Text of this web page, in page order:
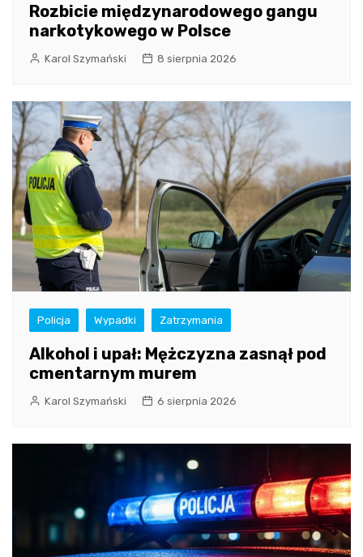
Rozbicie międzynarodowego gangu
narkotykowego w Polsce
Karol Szymański 8 sierpnia 2026
Policja Wypadki Zatrzymania
Alkohol i upał: Mężczyzna zasnął pod
cmentarnym murem
Karol Szymański 6 sierpnia 2026